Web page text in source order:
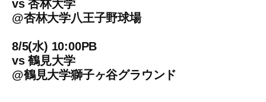
vs杏林大学
@杏林大学八王子野球場
8/5(水) 10:00PB
vs鶴見大学
@鶴見大学獅子ヶ谷グラウンド